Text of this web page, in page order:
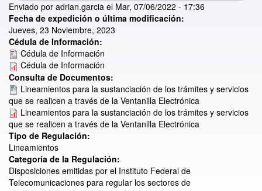
Enviado por adrian.garcia el Mar, 07/06/2022 - 17:36
Fecha de expedición o última modificación:
Jueves, 23 Noviembre, 2023
Cédula de Información:
Cédula de Información
Cédula de Información
Consulta de Documentos:
Lineamientos para la sustanciación de los trámites y servicios
que se realicen a través de la Ventanilla Electrónica
Lineamientos para la sustanciación de los trámites y servicios
que se realicen a través de la Ventanilla Electrónica
Tipo de Regulación:
Lineamientos
Categoría de la Regulación:
Disposiciones emitidas por el Instituto Federal de
Telecomunicaciones para regular los sectores de